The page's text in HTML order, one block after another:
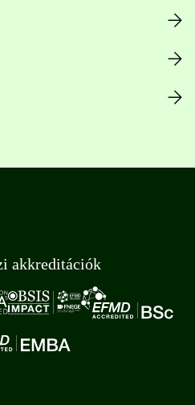
akkreditációk